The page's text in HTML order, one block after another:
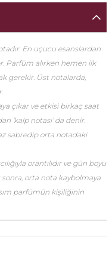
En uçucu esanslardan
Parfüm alırken hemen ilk
gerekir. Üst notalarda,
çıkar ve etkisi birkaç saat
‘kalp notası’ da denir.
sabredip orta notadaki
orantılıdır ve gün boyu
sonra, orta nota kaybolmaya
parfümün kişiliğinin